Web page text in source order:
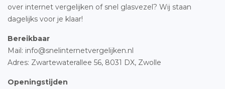
over internet vergelijken of snel glasvezel? Wij staan
dagelijks voor je klaar!
Bereikbaar
Mail: info@snelinternetvergelijken.nl
Adres: Zwartewaterallee 56, 8031 DX, Zwolle
Openingstijden